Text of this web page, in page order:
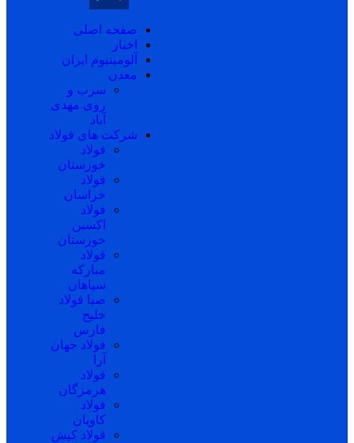
صفحه اصلی
اخبار
آلومینیوم ایران
معدن
سرب و
روی مهدی
آباد
شرکت های فولاد
فولاد
خوزستان
فولاد
خراسان
فولاد
اکسین
خوزستان
فولاد
مبارکه
سپاهان
صبا فولاد
خلیج
فارس
فولاد جهان
آرا
فولاد
هرمزگان
فولاد
کاویان
فولاد کیش